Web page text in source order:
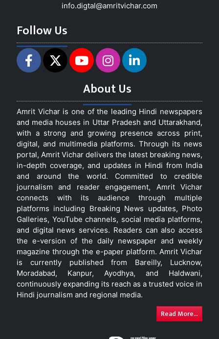
info.digtal@amritvichar.com
Follow Us
About Us
Amrit Vichar is one of the leading Hindi newspapers
and media houses in Uttar Pradesh and Uttarakhand,
with a strong and growing presence across print,
digital, and multimedia platforms. Through its news
portal, Amrit Vichar delivers the latest breaking news,
in-depth coverage, and updates in Hindi from India
and around the world. Committed to credible
journalism and reader engagement, Amrit Vichar
connects with its audience through multiple
platforms including Breaking News updates, Photo
Galleries, YouTube channels, social media platforms,
and digital news services. Readers can also access
the e-version of the daily newspaper and weekly
magazine through the e-paper platform. Amrit Vichar
is currently published from Bareilly, Lucknow,
Moradabad, Kanpur, Ayodhya, and Haldwani,
continuously expanding its reach as a trusted voice in
Hindi journalism and regional media.
Read More...